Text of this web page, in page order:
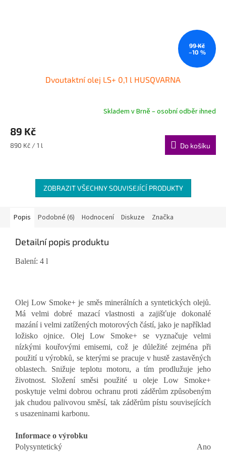
99 Kč
–10 %
Dvoutaktní olej LS+ 0,1 l HUSQVARNA
Skladem v Brně – osobní odběr ihned
89 Kč
Měrná
890 Kč / 1 l Do košíku
ZOBRAZIT VŠECHNY SOUVISEJÍCÍ PRODUKTY
Popis Podobné (6) Hodnocení Diskuze Značka
Detailní popis produktu
Balení: 4 l
Olej Low Smoke+ je směs minerálních a syntetických olejů.
Má velmi dobré mazací vlastnosti a zajišťuje dokonalé
mazání i velmi zatížených motorových částí, jako je například
ložisko ojnice. Olej Low Smoke+ se vyznačuje velmi
nízkými kouřovými emisemi, což je důležité zejména při
použití u výrobků, se kterými se pracuje v hustě zastavěných
oblastech. Snižuje teplotu motoru, a tím prodlužuje jeho
životnost. Složení směsi použité u oleje Low Smoke+
poskytuje velmi dobrou ochranu proti záděrům způsobeným
jak chudou palivovou směsí, tak záděrům pístu souvisejících
s usazeninami karbonu.
Informace o výrobku
Polysyntetický
Ano